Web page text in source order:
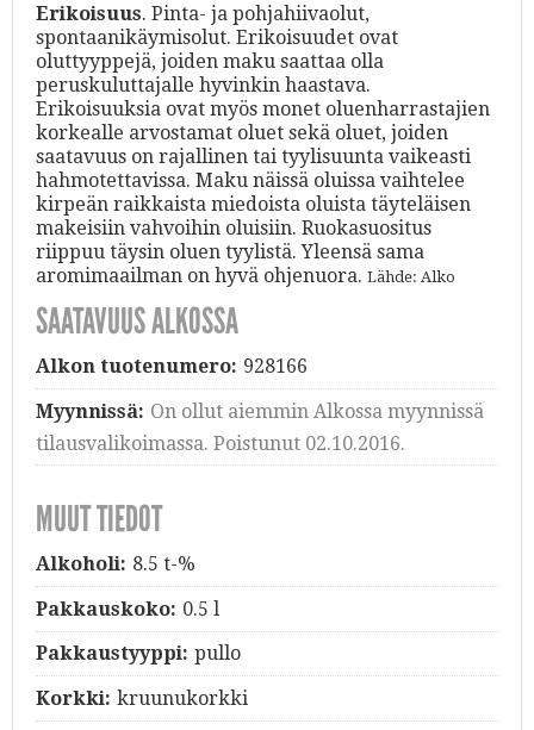
Erikoisuus. Pinta- ja pohjahiivaolut,
spontaanikäymisolut. Erikoisuudet ovat
oluttyyppejä, joiden maku saattaa olla
peruskuluttajalle hyvinkin haastava.
Erikoisuuksia ovat myös monet oluenharrastajien
korkealle arvostamat oluet sekä oluet, joiden
saatavuus on rajallinen tai tyylisuunta vaikeasti
hahmotettavissa. Maku näissä oluissa vaihtelee
kirpeän raikkaista miedoista oluista täyteläisen
makeisiin vahvoihin oluisiin. Ruokasuositus
riippuu täysin oluen tyylistä. Yleensä sama
aromimaailman on hyvä ohjenuora. Lähde: Alko
SAATAVUUS ALKOSSA
Alkon tuotenumero: 928166
Myynnissä: On ollut aiemmin Alkossa myynnissä
tilausvalikoimassa. Poistunut 02.10.2016.
MUUT TIEDOT
Alkoholi: 8.5 t-%
Pakkauskoko: 0.5 l
Pakkaustyyppi: pullo
Korkki: kruunukorkki